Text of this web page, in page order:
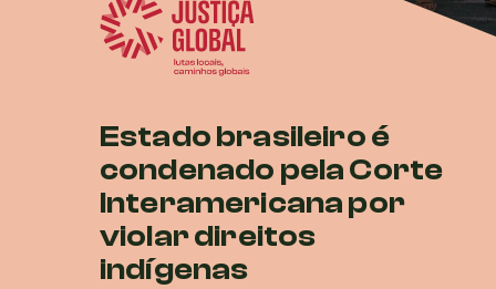
Estado brasileiro é
condenado pela Corte
Interamericana por
violar direitos
indígenas